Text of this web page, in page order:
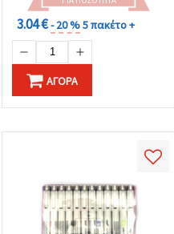
3.04 €- 20 %5 πακέτο +
ΑΓΟΡΆ